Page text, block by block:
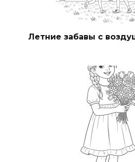
Летние забавы с